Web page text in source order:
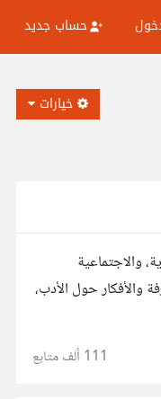
حساب جديد
خيارات
والاجتماعية
والأفكار حول الأدب،
111 ألف متابع